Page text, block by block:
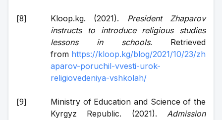
Kloop.kg. (2021). President Zhaparov
instructs to introduce religious studies
lessons in schools. Retrieved
from https://kloop.kg/blog/2021/10/23/zh
aparov-poruchil-vvesti-urok-
religiovedeniya-vshkolah/
Ministry of Education and Science of the
Kyrgyz Republic. (2021). Admission